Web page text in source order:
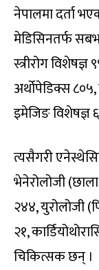
नेपालमा दर्ता
मेडिसिनतर्फ
स्त्रीरोग
अर्थोपेडिक्स
इमेजिङ विशेषज्ञ
त्यसैगरी
भेनेरोलोजी
२४४, युरोलोजी
२१,
चिकित्सक छन् ।